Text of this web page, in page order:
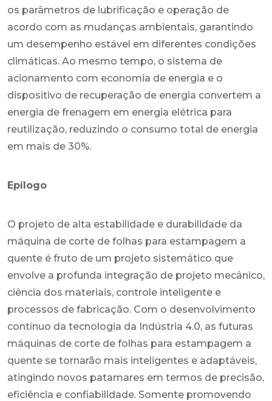
os parâmetros de lubrificação e operação de
acordo com as mudanças ambientais, garantindo
um desempenho estável em diferentes condições
climáticas. Ao mesmo tempo, o sistema de
acionamento com economia de energia e o
dispositivo de recuperação de energia convertem a
energia de frenagem em energia elétrica para
reutilização, reduzindo o consumo total de energia
em mais de 30%.
Epílogo
O projeto de alta estabilidade e durabilidade da
máquina de corte de folhas para estampagem a
quente é fruto de um projeto sistemático que
envolve a profunda integração de projeto mecânico,
ciência dos materiais, controle inteligente e
processos de fabricação. Com o desenvolvimento
contínuo da tecnologia da Indústria 4.0, as futuras
máquinas de corte de folhas para estampagem a
quente se tornarão mais inteligentes e adaptáveis,
atingindo novos patamares em termos de precisão,
eficiência e confiabilidade. Somente promovendo